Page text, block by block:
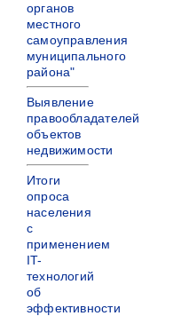
органов
местного
самоуправления
муниципального
района"
Выявление
правообладателей
объектов
недвижимости
Итоги
опроса
населения
с
применением
IT-
технологий
об
эффективности